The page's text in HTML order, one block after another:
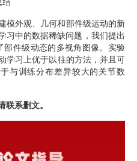
模外观、几何和部件级运动的新
习中的数据稀缺问题，我们提出
件级动态的多视角图像。实验
学习上优于以往的方法，并且可
与训练分布差异较大的关节数
系删文。